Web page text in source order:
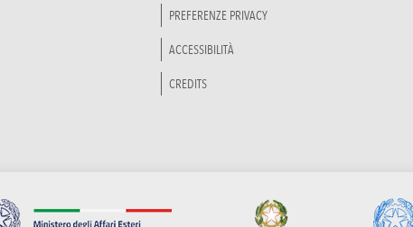
PREFERENZE PRIVACY
ACCESSIBILITÀ
CREDITS